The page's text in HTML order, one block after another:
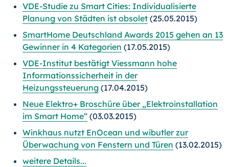
VDE-Studie zu Smart Cities: Individualisierte
Planung von Städten ist obsolet (25.05.2015)
SmartHome Deutschland Awards 2015 gehen an 13
Gewinner in 4 Kategorien (17.05.2015)
VDE-Institut bestätigt Viessmann hohe
Informationssicherheit in der
Heizungssteuerung (17.04.2015)
Neue Elektro+ Broschüre über „Elektroinstallation
im Smart Home“ (03.03.2015)
Winkhaus nutzt EnOcean und wibutler zur
Überwachung von Fenstern und Türen (13.02.2015)
weitere Details...